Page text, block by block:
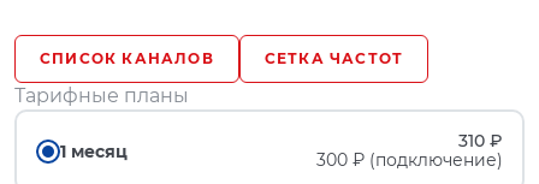
СПИСОК КАНАЛОВ СЕТКА ЧАСТОТ
Тарифные планы
1 месяц
310 ₽
300 ₽ (подключение)